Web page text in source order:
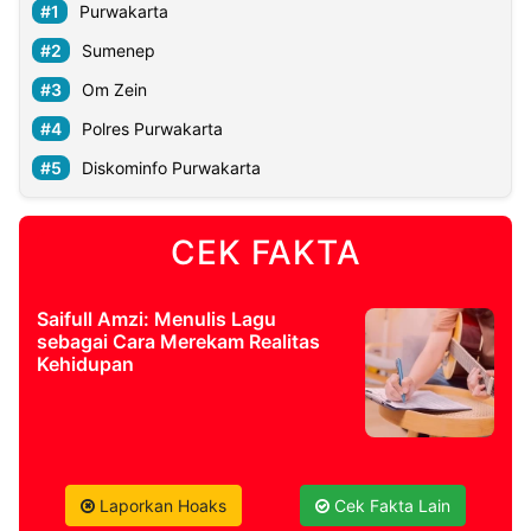
Purwakarta
Sumenep
Om Zein
Polres Purwakarta
Diskominfo Purwakarta
CEK FAKTA
Saifull Amzi: Menulis Lagu
sebagai Cara Merekam Realitas
Kehidupan
Laporkan Hoaks Cek Fakta Lain